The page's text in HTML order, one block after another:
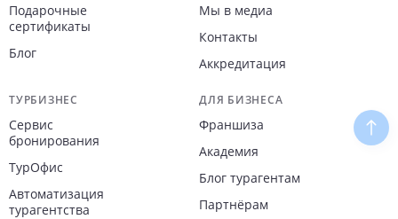
Подарочные
сертификаты
Блог
Мы в медиа
Контакты
Аккредитация
ТУРБИЗНЕС
Сервис
бронирования
ТурОфис
Автоматизация
турагентства
ДЛЯ БИЗНЕСА
Франшиза
Академия
Блог турагентам
Партнёрам